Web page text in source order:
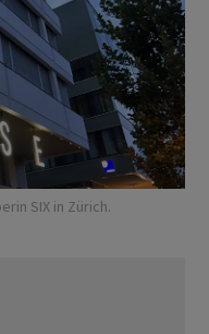
SIX in Zürich.